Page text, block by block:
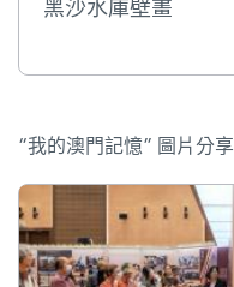
黑沙水庫壁畫